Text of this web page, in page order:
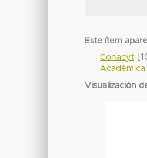
Este ítem
Conacyt
Académica
Visualización